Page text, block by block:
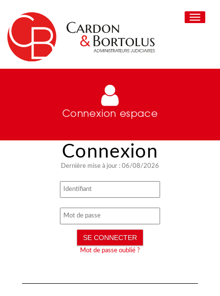
Toggle
Connexion espace
Dernière mise à jour : 06/08/2026
Mot de passe oublié ?